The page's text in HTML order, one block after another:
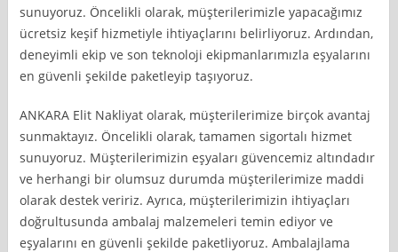
sunuyoruz. Öncelikli olarak, müşterilerimizle yapacağımız
ücretsiz keşif hizmetiyle ihtiyaçlarını belirliyoruz. Ardından,
deneyimli ekip ve son teknoloji ekipmanlarımızla eşyalarını
en güvenli şekilde paketleyip taşıyoruz.
ANKARA Elit Nakliyat olarak, müşterilerimize birçok avantaj
sunmaktayız. Öncelikli olarak, tamamen sigortalı hizmet
sunuyoruz. Müşterilerimizin eşyaları güvencemiz altındadır
ve herhangi bir olumsuz durumda müşterilerimize maddi
olarak destek veririz. Ayrıca, müşterilerimizin ihtiyaçları
doğrultusunda ambalaj malzemeleri temin ediyor ve
eşyalarını en güvenli şekilde paketliyoruz. Ambalajlama